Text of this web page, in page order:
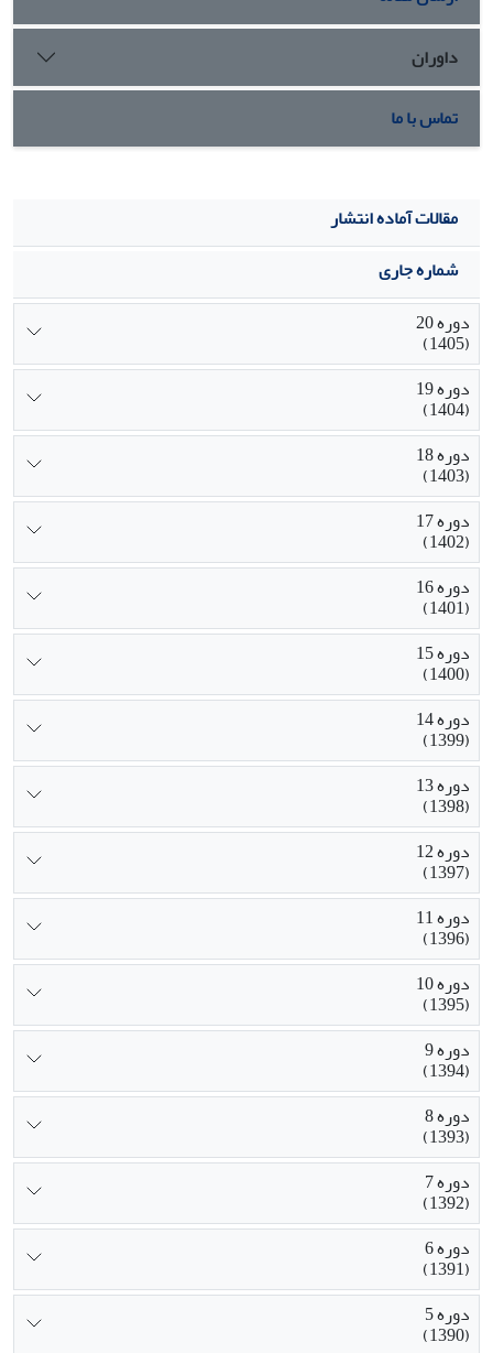
خودمثبت انگاری و در گروه
پذیرفتهنشدگان، باورهای محدودکننده، مهمترین ویژگی مؤثر در
موفقیت و عدم موفقیت بودند.
داوران
تماس با ما
مقالات آماده انتشار
شماره جاری
دوره 20
(1405)
دوره 19
(1404)
دوره 18
(1403)
دوره 17
(1402)
دوره 16
(1401)
دوره 15
(1400)
دوره 14
(1399)
دوره 13
(1398)
دوره 12
(1397)
دوره 11
(1396)
دوره 10
(1395)
دوره 9
(1394)
دوره 8
(1393)
دوره 7
(1392)
دوره 6
(1391)
دوره 5
(1390)